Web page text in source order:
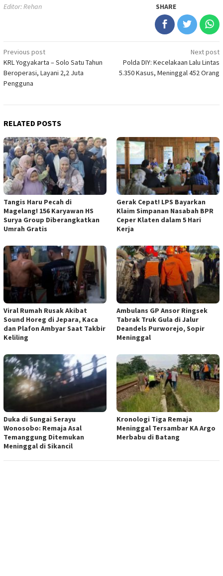
Editor: Rehan SHARE
Post
navigation
Previous post
KRL Yogyakarta – Solo Satu Tahun
Beroperasi, Layani 2,2 Juta
Pengguna
Next post
Polda DIY: Kecelakaan Lalu Lintas
5.350 Kasus, Meninggal 452 Orang
RELATED POSTS
Tangis Haru Pecah di
Magelang! 156 Karyawan HS
Surya Group Diberangkatkan
Umrah Gratis
Gerak Cepat! LPS Bayarkan
Klaim Simpanan Nasabah BPR
Ceper Klaten dalam 5 Hari
Kerja
Viral Rumah Rusak Akibat
Sound Horeg di Jepara, Kaca
dan Plafon Ambyar Saat Takbir
Keliling
Ambulans GP Ansor Ringsek
Tabrak Truk Gula di Jalur
Deandels Purworejo, Sopir
Meninggal
Duka di Sungai Serayu
Wonosobo: Remaja Asal
Temanggung Ditemukan
Meninggal di Sikancil
Kronologi Tiga Remaja
Meninggal Tersambar KA Argo
Merbabu di Batang